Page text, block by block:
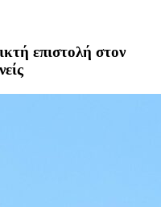
επιστολή στον